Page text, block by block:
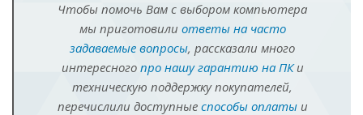
Чтобы помочь Вам с выбором компьютера
мы приготовили ответы на часто
задаваемые вопросы, рассказали много
интересного про нашу гарантию на ПКи
техническую поддержку покупателей,
перечислили доступные способы оплатыи